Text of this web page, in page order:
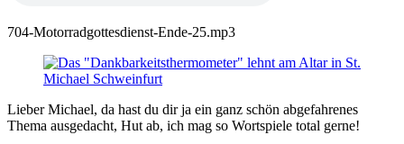
704-Motorradgottesdienst-Ende-25.mp3
Lieber Michael, da hast du dir ja ein ganz schön abgefahrenes
Thema ausgedacht, Hut ab, ich mag so Wortspiele total gerne!